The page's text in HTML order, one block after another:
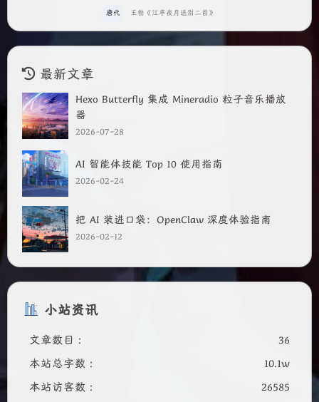
唐代 王勃《江亭夜月送别二首》
最新文章
Hexo Butterfly 集成 Mineradio 粒子音乐播放
器
2026-07-28
AI 智能体技能 Top 10 使用指南
2026-02-24
把 AI 装进口袋：OpenClaw 深度体验指南
2026-02-12
小站资讯
文章数目 :
36
本站总字数 :
10.1w
本站访客数 :
26585